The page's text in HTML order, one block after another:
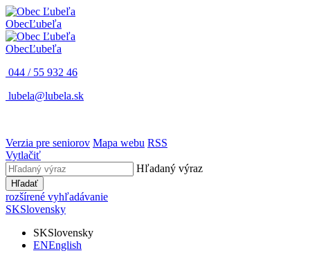
ObecĽubeľa
ObecĽubeľa
044 / 55 932 46
lubela@lubela.sk
Verzia pre seniorov Mapa webu RSS
Vytlačiť
Hľadaný výraz
Hľadať
rozšírené vyhľadávanie
SKSlovensky
SKSlovensky
ENEnglish